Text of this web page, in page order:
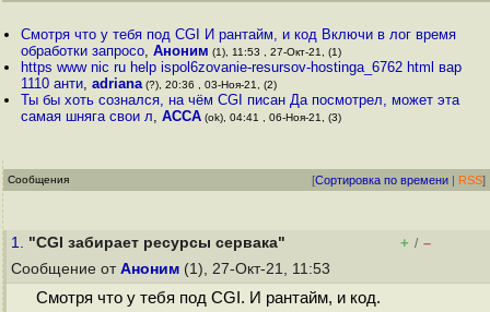
Смотря что у тебя под CGI И рантайм, и код Включи в лог время
обработки запросо,Аноним (1), 11:53 , 27-Окт-21, (1)
https www nic ru help ispol6zovanie-resursov-hostinga_6762 html вар
1110 анти,adriana (?), 20:36 , 03-Ноя-21, (2)
Ты бы хоть сознался, на чём CGI писан Да посмотрел, может эта
самая шняга свои л,ACCA (ok), 04:41 , 06-Ноя-21, (3)
Сообщения [Сортировка по времени | RSS]
1. "CGI забирает ресурсы сервака" + / –
Сообщение от Аноним (1), 27-Окт-21, 11:53
Смотря что у тебя под CGI. И рантайм, и код.